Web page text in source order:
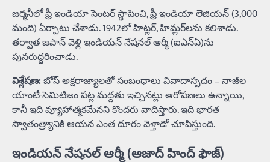
జర్మనీలో ఫ్రీ ఇండియా సెంటర్ స్థాపించి, ఫ్రీ ఇండియా లెజియన్ (3,000
మంది) ఏర్పాటు చేశాడు. 1942లో హిట్లర్, హిమ్లర్‌లను కలిశాడు.
తర్వాత జపాన్ వెళ్లి ఇండియన్ నేషనల్ ఆర్మీ (ఐఎన్‌ఏ)ను
పునరుద్ధరించాడు.
విశ్లేషణ:బోస్ అక్షరాజ్యాలతో సంబంధాలు వివాదాస్పదం – నాజీల
యాంటీ-సెమిటిజం పట్ల మద్దతు ఇచ్చినట్లు ఆరోపణలు ఉన్నాయి,
కానీ ఇది వ్యూహాత్మకమేనని కొందరు వాదిస్తారు. ఇది భారత
స్వాతంత్ర్యానికి ఆయన ఎంత దూరం వెళ్తాడో చూపిస్తుంది.
ఇండియన్ నేషనల్ ఆర్మీ (ఆజాద్ హింద్ ఫౌజ్)